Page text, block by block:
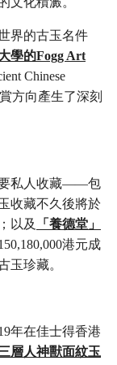
界的古玉名件
學的Fogg Art
Chinese
方向產生了深刻
要私人收藏——包
收藏不久後將於
以及
「養德堂」
港元成
玉珍藏。
年在佳士得香港
層人神獸面紋玉